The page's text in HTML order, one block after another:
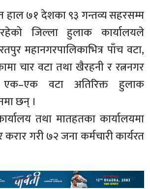
हाल ७१ देशका ९३ गन्तव्य सहरसम्म
जिल्ला हुलाक कार्यालयले
महानगरपालिकाभित्र पाँच वटा,
चार वटा तथा खैरहनी र रत्ननगर
एक–एक वटा अतिरिक्त हुलाक
छन् ।
तथा मातहतका कार्यालयमा
करार गरी ७२ जना कर्मचारी कार्यरत